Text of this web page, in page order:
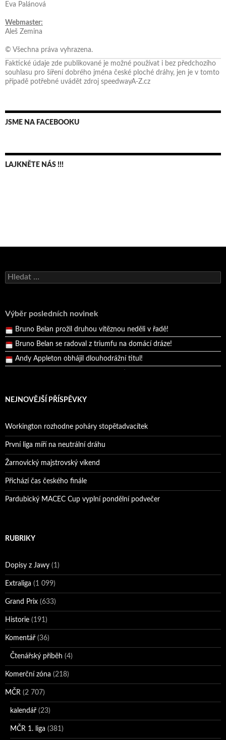
Eva Palánová
Webmaster:
Aleš Zemina
© Všechna práva vyhrazena.
Faktické údaje zde publikované je možné používat i bez předchozího
souhlasu pro šíření dobrého jména české ploché dráhy, jen je v tomto
případě potřebné uvádět zdroj speedwayA-Z.cz
JSME NA FACEBOOKU
LAJKNĚTE NÁS !!!
Vyhledávání
Výběr posledních novinek
Andy Appleton obhájil dlouhodrážní titul!
Bruno Belan prožil druhou vítěznou neděli v řadě!
Bruno Belan se radoval z triumfu na domácí dráze!
Andy Appleton obhájil dlouhodrážní titul!
Reprezentační dvojice brala český titul!
NEJNOVĚJŠÍ PŘÍSPĚVKY
Workington rozhodne poháry stopětadvacítek
První liga míří na neutrální dráhu
Žarnovický majstrovský víkend
Přichází čas českého finále
Pardubický MACEC Cup vyplní pondělní podvečer
RUBRIKY
Dopisy z Jawy (1)
Extraliga (1 099)
Grand Prix (633)
Historie (191)
Komentář (36)
Čtenářský příběh (4)
Komerční zóna (218)
MČR (2 707)
kalendář (23)
MČR 1. liga (381)